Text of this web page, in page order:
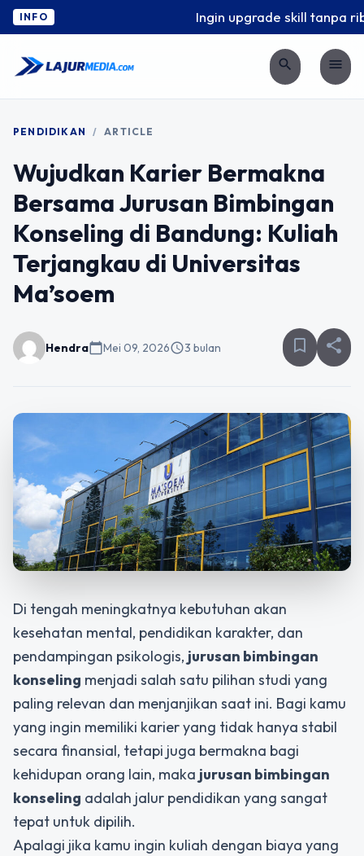
INFO Ingin upgrade skill tanpa
search menu
PENDIDIKAN / ARTICLE
Wujudkan Karier Bermakna
Bersama Jurusan Bimbingan
Konseling di Bandung: Kuliah
Terjangkau di Universitas
Ma’soem
Hendracalendar_todayMei 09, 2026schedule3 bulan bookmark_border share
Di tengah meningkatnya kebutuhan akan
kesehatan mental, pendidikan karakter, dan
pendampingan psikologis, jurusan bimbingan
konseling menjadi salah satu pilihan studi yang
paling relevan dan menjanjikan saat ini. Bagi kamu
yang ingin memiliki karier yang tidak hanya stabil
secara finansial, tetapi juga bermakna bagi
kehidupan orang lain, maka jurusan bimbingan
konseling adalah jalur pendidikan yang sangat
tepat untuk dipilih.
Apalagi jika kamu ingin kuliah dengan biaya yang